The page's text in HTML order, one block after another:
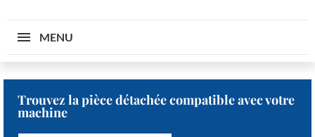
MENU
Trouvez la pièce détachée compatible avec votre
machine